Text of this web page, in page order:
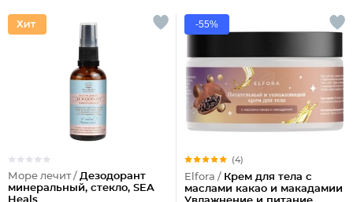
Море лечит / Дезодорант
минеральный, стекло, SEA
-55%
(4)
Elfora / Крем для тела с
маслами какао и макадамии